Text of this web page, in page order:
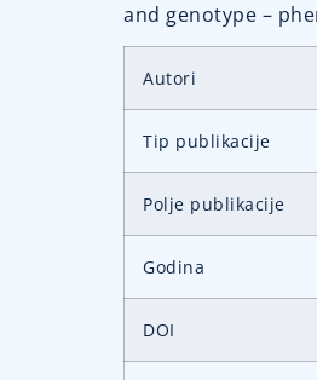
and genotype –
Autori
Tip publikacije
Polje publikacije
Godina
DOI